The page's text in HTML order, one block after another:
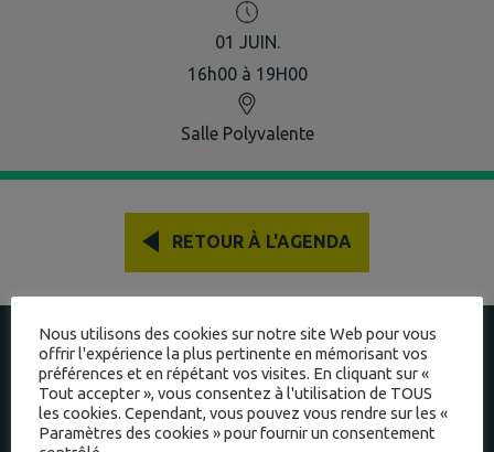
À JAYAT
INTERCOMMUNALITÉ
01 JUIN.
16h00 à 19H00
Salle Polyvalente
RETOUR À L'AGENDA
Nous utilisons des cookies sur notre site Web pour vous
offrir l'expérience la plus pertinente en mémorisant vos
préférences et en répétant vos visites. En cliquant sur «
Tout accepter », vous consentez à l'utilisation de TOUS
les cookies. Cependant, vous pouvez vous rendre sur les «
Paramètres des cookies » pour fournir un consentement